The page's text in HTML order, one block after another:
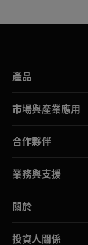
產品
市場與產業應用
合作夥伴
業務與支援
關於
投資人關係